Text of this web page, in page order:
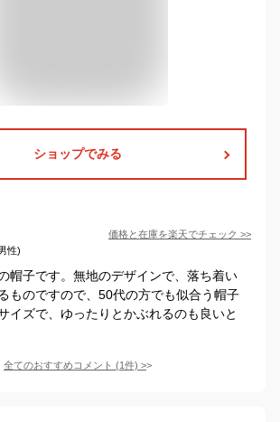
ショップでみる
価格と在庫を楽天でチェック >>
性)
帽子です。無地のデザインで、落ち着い
ものですので、50代の方でも似合う帽子
イズで、ゆったりとかぶれるのも良いと
全てのおすすめコメント (1件) >